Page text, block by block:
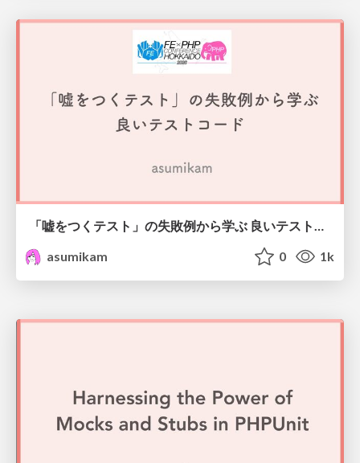
asumikam
0 1k